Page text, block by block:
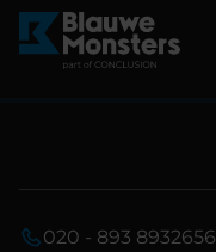
020 - 893 8932656